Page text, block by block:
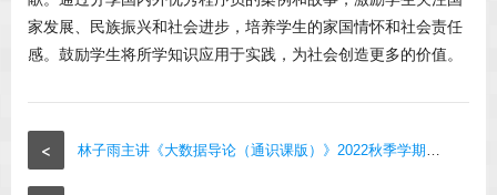
家发展、民族振兴和社会进步，培养学生的家国情怀和社会责任
感。鼓励学生将所学知识应用于实践，为社会创造更多的价值。
< 林子雨主讲《大数据导论（通识课版）》2022秋季学期班级主页